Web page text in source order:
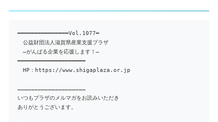
━━━━━━━━━━━━━━━Vol.1077━
公益財団法人滋賀県産業支援プラザ
―がんばる企業を応援します！―
━━━━━━━━━━━━━━━━━━━━
HP：https://www.shigaplaza.or.jp
……………………………………………………
いつもプラザのメルマガをお読みいただき
ありがとうございます。